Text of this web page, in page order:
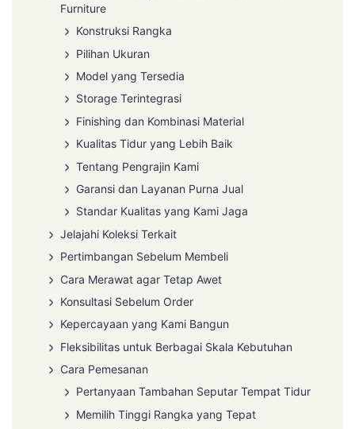
Furniture
Konstruksi Rangka
Pilihan Ukuran
Model yang Tersedia
Storage Terintegrasi
Finishing dan Kombinasi Material
Kualitas Tidur yang Lebih Baik
Tentang Pengrajin Kami
Garansi dan Layanan Purna Jual
Standar Kualitas yang Kami Jaga
Jelajahi Koleksi Terkait
Pertimbangan Sebelum Membeli
Cara Merawat agar Tetap Awet
Konsultasi Sebelum Order
Kepercayaan yang Kami Bangun
Fleksibilitas untuk Berbagai Skala Kebutuhan
Cara Pemesanan
Pertanyaan Tambahan Seputar Tempat Tidur
Memilih Tinggi Rangka yang Tepat